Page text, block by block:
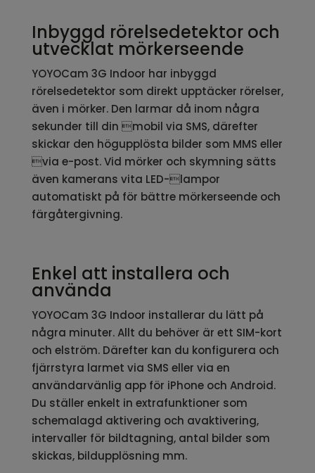
Inbyggd rörelsedetektor och
utvecklat mörkerseende
YOYOCam 3G Indoor har inbyggd
rörelsedetektor som direkt upptäcker rörelser,
även i mörker. Den larmar då inom några
sekunder till din mobil via SMS, därefter
skickar den högupplösta bilder som MMS eller
via e-post. Vid mörker och skymning sätts
även kamerans vita LED-lampor
automatiskt på för bättre mörkerseende och
färgåtergivning.
Enkel att installera och
använda
YOYOCam 3G Indoor installerar du lätt på
några minuter. Allt du behöver är ett SIM-kort
och elström. Därefter kan du konfigurera och
fjärrstyra larmet via SMS eller via en
användarvänlig app för iPhone och Android.
Du ställer enkelt in extrafunktioner som
schemalagd aktivering och avaktivering,
intervaller för bildtagning, antal bilder som
skickas, bildupplösning mm.